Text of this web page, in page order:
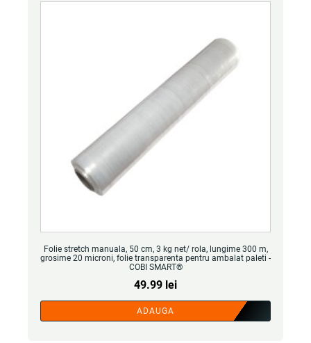
Folie stretch manuala, 50 cm, 3 kg net/ rola, lungime 300 m,
grosime 20 microni, folie transparenta pentru ambalat paleti -
COBI SMART®
49.99 lei
ADAUGA